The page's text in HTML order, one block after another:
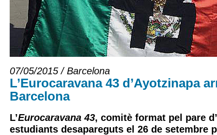
07/05/2015 / Barcelona
L’Eurocaravana 43 d’Ayotzinapa
Barcelona
L’Eurocaravana 43, comitè format pel pare
estudiants desapareguts el 26 de setembre